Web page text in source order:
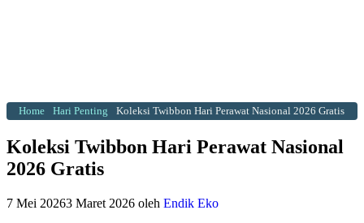
Home Hari Penting Koleksi Twibbon Hari Perawat Nasional 2026 Gratis
Koleksi Twibbon Hari Perawat Nasional
2026 Gratis
7 Mei 20263 Maret 2026 oleh Endik Eko